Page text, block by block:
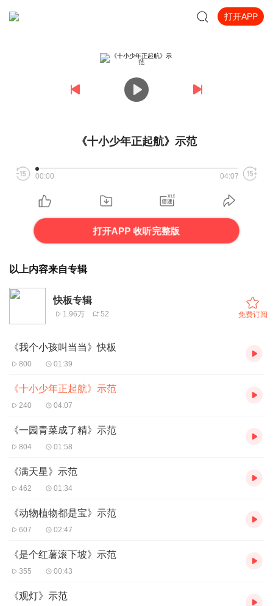
打开APP
《十小少年正起航》示范
00:00 04:07
打开APP 收听完整版
以上内容来自专辑
快板专辑
1.96万 52 免费订阅
《我个小孩叫当当》快板
800 01:39
《十小少年正起航》示范
240 04:07
《一园青菜成了精》示范
804 01:58
《满天星》示范
462 01:34
《动物植物都是宝》示范
607 02:47
《是个红薯滚下坡》示范
355 00:43
《观灯》示范